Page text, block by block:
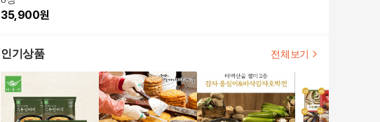
35,900원
인기상품 전체보기